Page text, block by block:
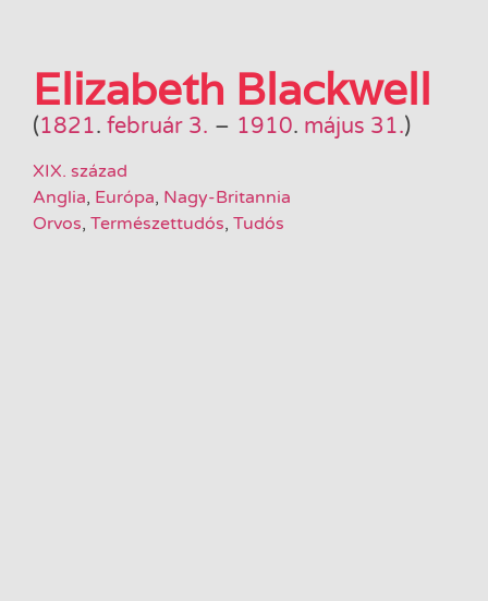
Elizabeth Blackwell
(1821. február 3. – 1910. május 31.)
XIX. század
Anglia, Európa, Nagy-Britannia
Orvos, Természettudós, Tudós